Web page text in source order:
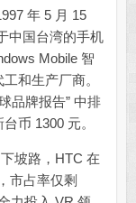
年 5 月 15
中国台湾的手机
Mobile 智
和生产厂商。
品牌报告” 中排
币 1300 元。
坡路，HTC 在
市占率仅剩